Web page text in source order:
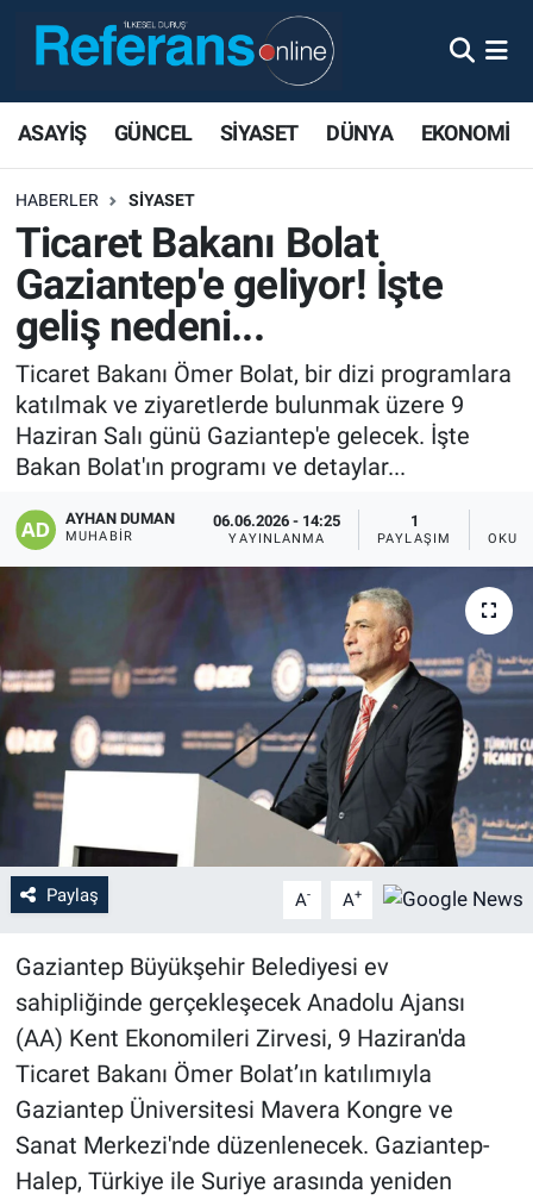
ASAYİŞ GÜNCEL SİYASET DÜNYA EKONOMİ
HABERLER SİYASET
Ticaret Bakanı Bolat
Gaziantep'e geliyor! İşte
geliş nedeni...
Ticaret Bakanı Ömer Bolat, bir dizi programlara
katılmak ve ziyaretlerde bulunmak üzere 9
Haziran Salı günü Gaziantep'e gelecek. İşte
Bakan Bolat'ın programı ve detaylar...
AYHAN DUMAN
MUHABIR
06.06.2026 - 14:25
YAYINLANMA
1
PAYLAŞIM
Paylaş A- A+
Gaziantep Büyükşehir Belediyesi ev
sahipliğinde gerçekleşecek Anadolu Ajansı
(AA) Kent Ekonomileri Zirvesi, 9 Haziran'da
Ticaret Bakanı Ömer Bolat’ın katılımıyla
Gaziantep Üniversitesi Mavera Kongre ve
Sanat Merkezi'nde düzenlenecek. Gaziantep-
Halep, Türkiye ile Suriye arasında yeniden